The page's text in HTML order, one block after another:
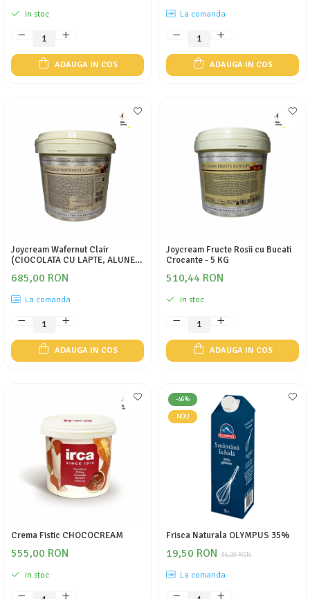
In stoc
ADAUGA IN COS
La comanda
ADAUGA IN COS
Joycream Wafernut Clair
(CIOCOLATA CU LAPTE, ALUNE
685,00 RON
La comanda
ADAUGA IN COS
Joycream Fructe Rosii cu Bucati
Crocante - 5 KG
510,44 RON
In stoc
ADAUGA IN COS
Crema Fistic CHOCOCREAM
555,00 RON
In stoc
-46%
NOU
Frisca Naturala OLYMPUS 35%
36,20 RON
19,50 RON
La comanda